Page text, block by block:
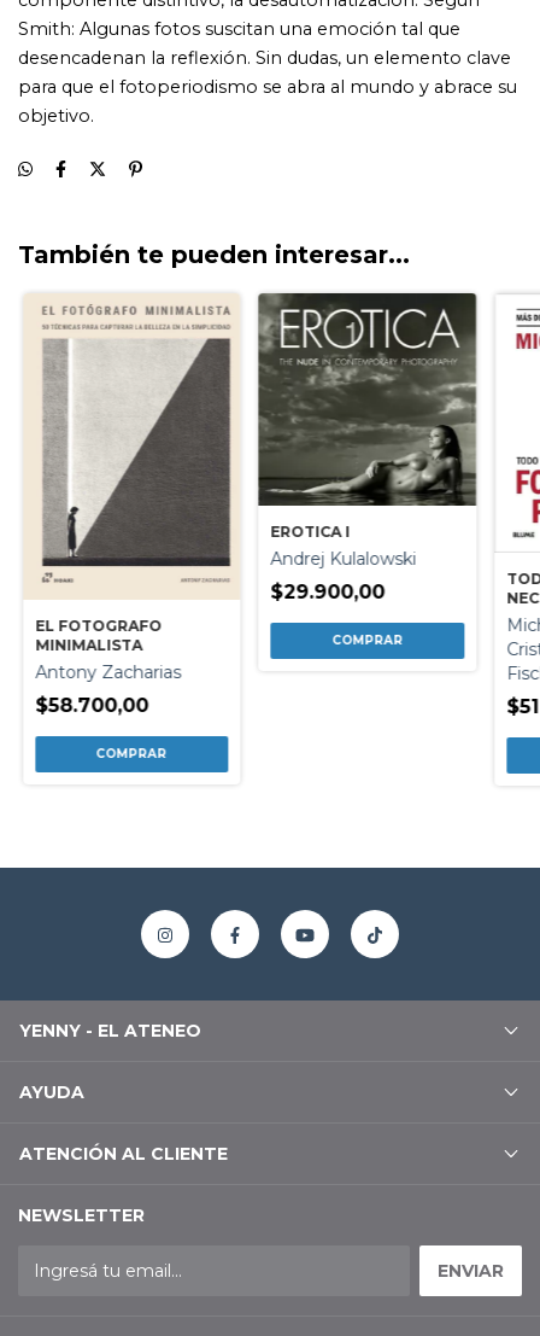
También te pueden interesar...
EL FOTOGRAFO
MINIMALISTA
Antony Zacharias
$58.700,00
EROTICA I
Andrej Kulalowski
$29.900,00
YENNY - EL ATENEO
AYUDA
ATENCIÓN AL CLIENTE
NEWSLETTER